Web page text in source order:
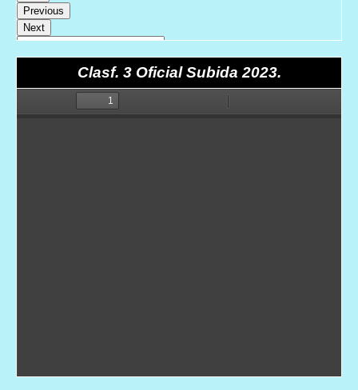
Clasf. 3 Oficial Subida 2023.